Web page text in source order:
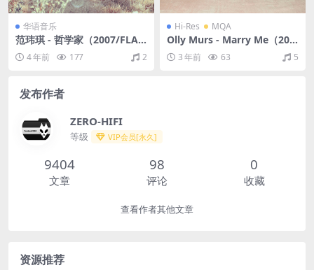
华语音乐
范玮琪 - 哲学家（2007/FLA
C/分轨/283M）
4 年前 177 2
Hi-Res MQA
Olly Murs - Marry Me（202
2/FLAC/分轨/454M）(MQA/
24bit/44.1kHz)
3 年前 63 5
发布作者
ZERO-HIFI
等级 VIP会员[永久]
9404
文章
98
评论
0
收藏
查看作者其他文章
资源推荐